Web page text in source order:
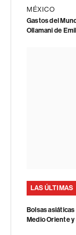
MÉXICO
Gastos del
Ollamani de
LAS ÚLTIMAS
Bolsas
Medio Oriente